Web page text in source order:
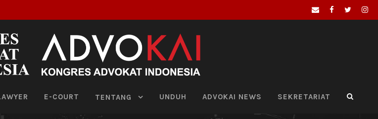
E-COURT TENTANG UNDUH ADVOKAI NEWS SEKRETARIAT